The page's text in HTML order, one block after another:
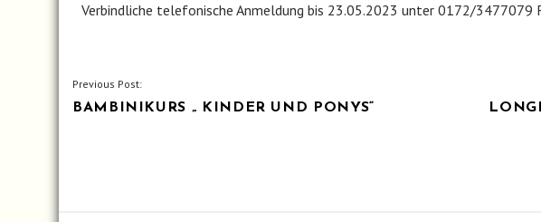
Verbindliche telefonische Anmeldung bis 23.05.2023 unter 0172/3477079
BEITRAGSNAVIGATION
Previous Post:
BAMBINIKURS „ KINDER UND PONYS“